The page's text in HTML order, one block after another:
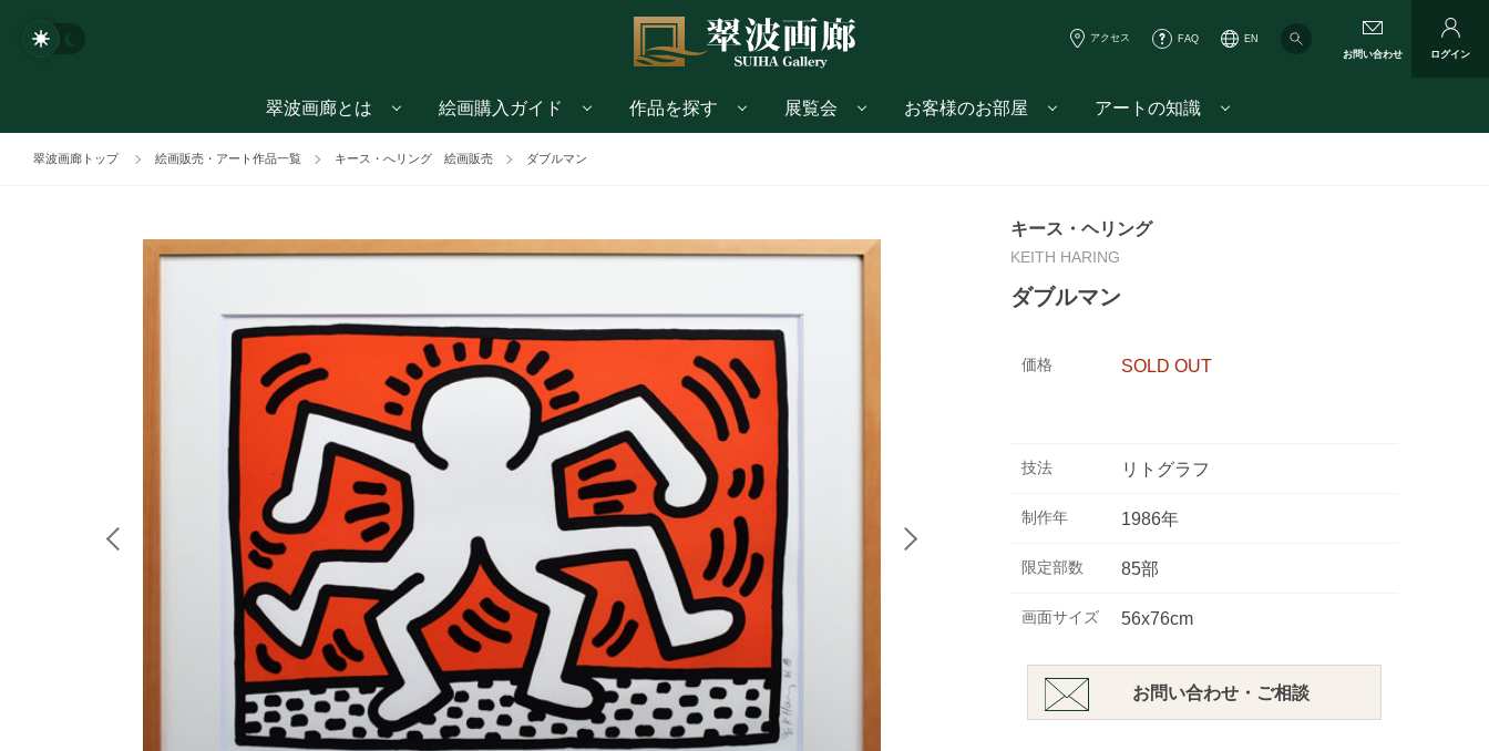
アクセス FAQ
EN
お問い合わせ
ログイン
翠波画廊とは 絵画購入ガイド 作品を探す 展覧会 お客様のお部屋 アートの知識
翠波画廊トップ 絵画販売・アート作品一覧 キース・へリング 絵画販売 ダブルマン
キース・ヘリング
KEITH HARING
ダブルマン
価格 SOLD OUT
技法 リトグラフ
制作年 1986年
限定部数 85部
画面サイズ 56x76cm
お問い合わせ・ご相談